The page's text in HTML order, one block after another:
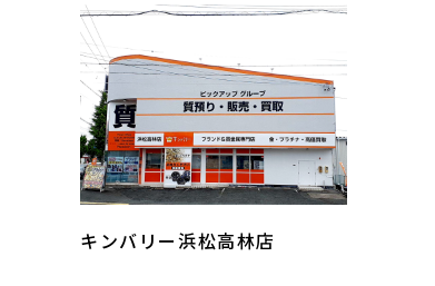
キンバリー浜松高林店